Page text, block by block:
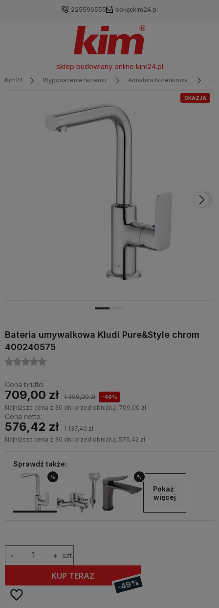
225596555 bok@kim24.pl
sklep budowlany online kim24.pl
Kim24 Wyposażenie łazienki Armatura łazienkowa
OKAZJA
Bateria umywalkowa Kludi Pure&Style chrom
400240575
Cena brutto:
709,00 zł 1 399,00 zł -49%
Najniższa cena z 30 dni przed obniżką: 709,00 zł
Cena netto:
576,42 zł
1 137,40 zł
Najniższa cena z 30 dni przed obniżką: 576,42 zł
Sprawdź także:
% %
Pokaż
więcej
+
- szt.
KUP TERAZ
-49%